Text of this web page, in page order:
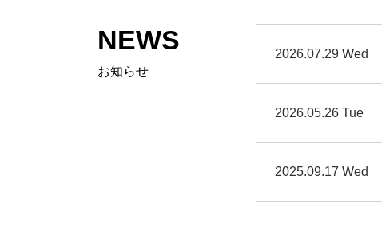
NEWS
お知らせ
2026.07.29 Wed
2026.05.26 Tue
2025.09.17 Wed